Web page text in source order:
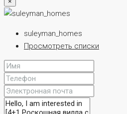
suleyman_homes
Просмотреть списки